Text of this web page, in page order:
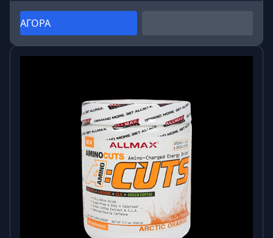
ΑΓΟΡΑ